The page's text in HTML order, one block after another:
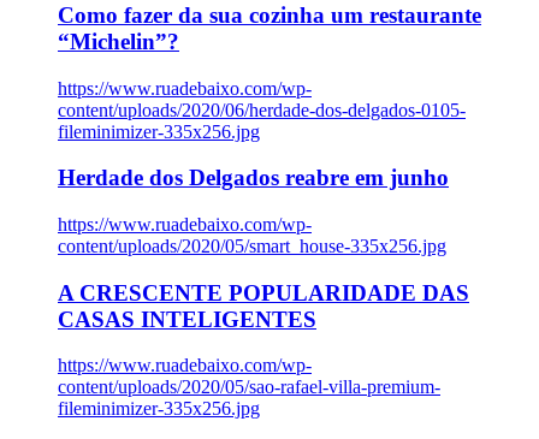
Como fazer da sua cozinha um restaurante
“Michelin”?
https://www.ruadebaixo.com/wp-
content/uploads/2020/06/herdade-dos-delgados-0105-
fileminimizer-335x256.jpg
Herdade dos Delgados reabre em junho
https://www.ruadebaixo.com/wp-
content/uploads/2020/05/smart_house-335x256.jpg
A CRESCENTE POPULARIDADE DAS
CASAS INTELIGENTES
https://www.ruadebaixo.com/wp-
content/uploads/2020/05/sao-rafael-villa-premium-
fileminimizer-335x256.jpg